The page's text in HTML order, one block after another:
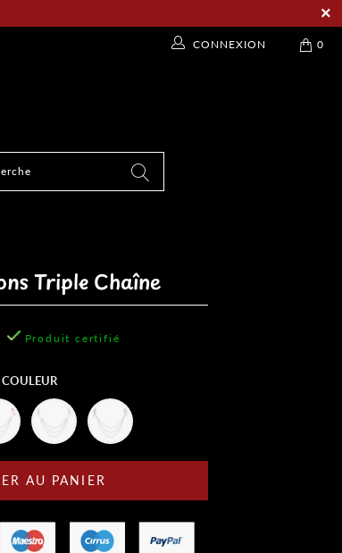
0
CONNEXION
Triple Chaîne
Produit certifié
COULEUR
AU PANIER